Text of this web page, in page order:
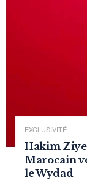
EXCLUSIVITÉ
Hakim
Marocain
le Wydad